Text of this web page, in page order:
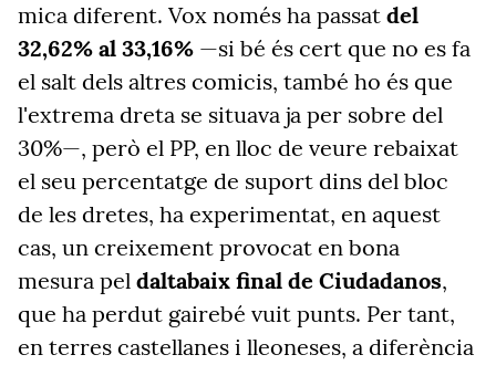
mica diferent. Vox només ha passat del
32,62% al 33,16% —si bé és cert que no es fa
el salt dels altres comicis, també ho és que
l'extrema dreta se situava ja per sobre del
30%—, però el PP, en lloc de veure rebaixat
el seu percentatge de suport dins del bloc
de les dretes, ha experimentat, en aquest
cas, un creixement provocat en bona
mesura pel daltabaix final de Ciudadanos,
que ha perdut gairebé vuit punts. Per tant,
en terres castellanes i lleoneses, a diferència